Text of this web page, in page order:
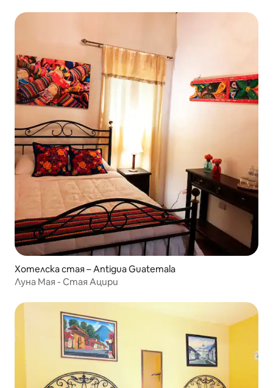
Хотелска стая – Antigua Guatemala
Луна Мая - Стая Ацири